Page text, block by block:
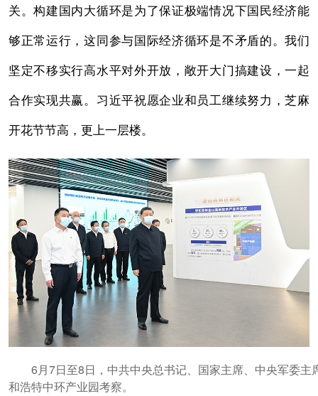
关。构建国内大循环是为了保证极端情况下国民经济能
够正常运行，这同参与国际经济循环是不矛盾的。我们
坚定不移实行高水平对外开放，敞开大门搞建设，一起
合作实现共赢。习近平祝愿企业和员工继续努力，芝麻
开花节节高，更上一层楼。
6月7日至8日，中共中央总书记、国家主席、中央军委主
和浩特中环产业园考察。